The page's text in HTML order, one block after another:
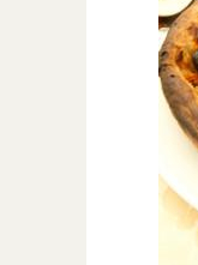
Preparate din
Preparate din